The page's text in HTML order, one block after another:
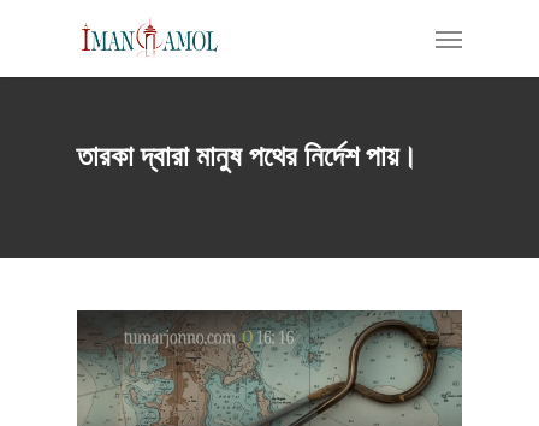
main
Menu
তারকা দ্বারা মানুষ পথের নির্দেশ পায়।